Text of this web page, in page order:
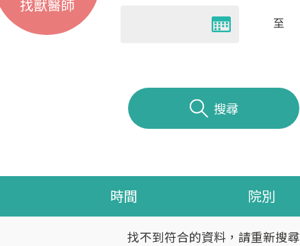
找獸醫師
至
搜尋
時間 院別
找不到符合的資料，請重新搜尋